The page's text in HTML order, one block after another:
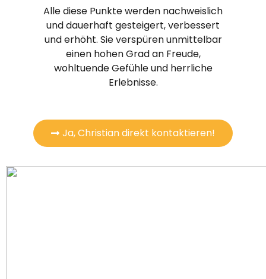
Alle diese Punkte werden nachweislich
und dauerhaft gesteigert, verbessert
und erhöht. Sie verspüren unmittelbar
einen hohen Grad an Freude,
wohltuende Gefühle und herrliche
Erlebnisse.
Ja, Christian direkt kontaktieren!